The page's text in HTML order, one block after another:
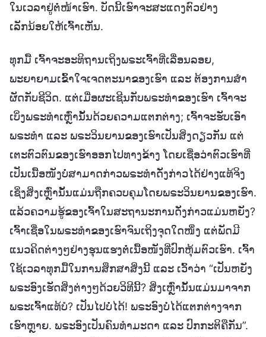
ໃນເວລາຢູ່ຕໍ່ໜ້າເຮົາ. ບັດນີ້ເຮົາຈະສະແດງຕົວຢ່າງ
ເລັກນ້ອຍໃຫ້ເຈົ້າເຫັນ.
ທຸກມື້ ເຈົ້າຈະອະທິຖານເຖິງພຣະເຈົ້າທີ່ເລື່ອນລອຍ,
ພະຍາຍາມເຂົ້າໃຈເຈດຕະນາຂອງເຮົາ ແລະ ຕ້ອງການສໍາ
ຜັດກັບຊີວິດ. ແຕ່ເມື່ອຜະເຊີນກັບພຣະທໍາຂອງເຮົາ ເຈົ້າຈະ
ເບິ່ງພຣະທໍາເຫຼົ່ານັ້ນດ້ວຍຄວາມແຕກຕ່າງ; ເຈົ້າຈະຮັບເອົາ
ພຣະທໍາ ແລະ ພຣະວິນຍານຂອງເຮົາເປັນສິ່ງດຽວກັນ ແຕ່
ເຕະຕົວຕົນຂອງເຮົາອອກໄປທາງຂ້າງ ໂດຍເຊື່ອວ່າຕົວເຮົາທີ່
ເປັນເນື້ອໜັງບໍ່ສາມາດກ່າວພຣະທໍາດັ່ງກ່າວໄດ້ຢ່າງແທ້ຈິງ
ເຊິ່ງສິ່ງເຫຼົ່ານັ້ນແມ່ນຖືກຄວບຄຸມໂດຍພຣະວິນຍານຂອງເຮົາ.
ແລ້ວຄວາມຮູ້ຂອງເຈົ້າໃນສະຖານະການດັ່ງກ່າວແມ່ນຫຍັງ?
ເຈົ້າເຊື່ອໃນພຣະທໍາຂອງເຮົາຈົນເຖິງຈຸດໃດໜຶ່ງ ແຕ່ພັດມີ
ແນວຄິດຕ່າງໆຢ່າງຮຸນແຮງຕໍ່ເນື້ອໜັງທີ່ປົກຫຸ້ມຕົວເຮົາ. ເຈົ້າ
ໃຊ້ເວລາທຸກມື້ໃນການສຶກສາສິ່ງນີ້ ແລະ ເວົ້າວ່າ “ເປັນຫຍັງ
ພຣະອົງເຮັດສິ່ງຕ່າງໆດ້ວຍວິທີນີ້? ສິ່ງເຫຼົ່ານັ້ນແມ່ນມາຈາກ
ພຣະເຈົ້າແທ້ບໍ? ເປັນໄປບໍ່ໄດ້! ພຣະອົງບໍ່ໄດ້ແຕກຕ່າງຈາກ
ເຮົາຫຼາຍ. ພຣະອົງເປັນຄົນທໍາມະດາ ແລະ ປົກກະຕິຄືກັນ”.